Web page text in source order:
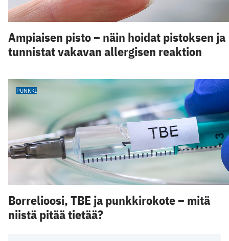
Ampiaisen pisto – näin hoidat pistoksen ja
tunnistat vakavan allergisen reaktion
PUNKKI
Borrelioosi, TBE ja punkkirokote – mitä
niistä pitää tietää?